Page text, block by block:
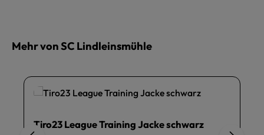
Mehr von SC Lindleinsmühle
Tiro23 League Training Jacke schwarz